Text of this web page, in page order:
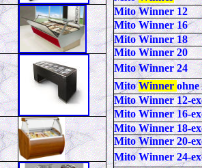
Mito Winner 12
Mito Winner 16
Mito Winner 18
Mito Winner 20
Mito Winner 24
MitoWinner ohne
Mito Winner 12-
Mito Winner 16-
Mito Winner 18-
Mito Winner 20-
Mito Winner 24-